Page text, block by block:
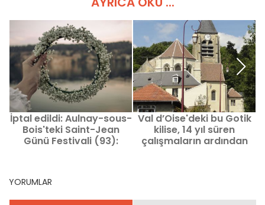
İptal edildi: Aulnay-sous-
Bois'teki Saint-Jean
Günü Festivali (93):
Val d’Oise'deki bu Gotik
kilise, 14 yıl süren
çalışmaların ardından
YORUMLAR